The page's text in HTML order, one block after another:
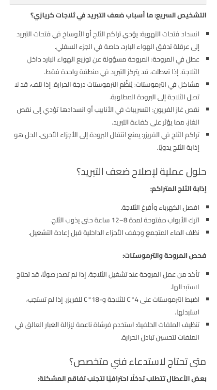
التشخيص السريع: ما أسباب ضعف التبريد في ثلاجات كريازي؟
انسداد فتحات التهوية: يؤدي تراكم الثلج أو الأوساخ في فتحات التبريد
إلى عرقلة تدفق الهواء البارد، خاصة في الجزء السفلي.
عطل في المروحة: المروحة مسؤولة عن توزيع الهواء البارد داخل
الثلاجة. إذا تعطلت، قد يتركز التبريد في منطقة واحدة فقط.
مشاكل في الترموستات: يُنظِّم الترموستات درجة الحرارة. إذا تلف، قد لا
تصل الثلاجة إلى البرودة المطلوبة.
نقص غاز الفريون: التسريبات في الأنابيب أو انسدادها تؤدي إلى نقص
الغاز، مما يؤثر على كفاءة التبريد.
تراكم الثلج في الفريزر: يمنع انتقال البرودة إلى الأجزاء الأخرى. الحل هو
إذابة الثلج يدويًا.
حلول عملية لإصلاح ضعف التبريد؟
إذابة الثلج المتراكم:
افصل الكهرباء وأفرغ الثلاجة.
اترك الأبواب مفتوحة لمدة 8–12 ساعة حتى يذوب الثلج.
نظف الماء المتجمع وجفف الأجزاء الداخلية قبل إعادة التشغيل.
فحص المروحة والترموستات:
تأكد من عمل المروحة عند تشغيل الثلاجة. إذا لم تصدر صوتًا، قد تحتاج
لاستبدالها.
اضبط الترموستات على 4°C للثلاجة و-18°C للفريزر. إذا لم تستجب،
استبدلها.
تنظيف الملفات الخلفية: استخدم فرشاة ناعمة لإزالة الغبار العالق في
الملفات لتحسين تبادل الحرارة.
متى تحتاج لاستدعاء فني متخصص؟
بعض الأعطال تتطلب تدخلًا احترافيًا لتجنب تفاقم المشكلة: